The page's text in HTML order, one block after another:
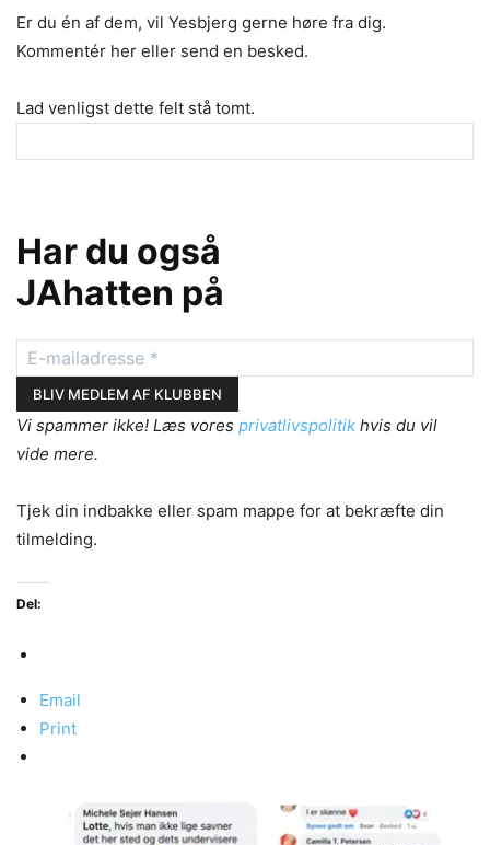
Er du én af dem, vil Yesbjerg gerne høre fra dig.
Kommentér her eller send en besked.
Lad venligst dette felt stå tomt.
Har du også
JAhatten på
Vi spammer ikke! Læs vores privatlivspolitik hvis du vil
vide mere.
Tjek din indbakke eller spam mappe for at bekræfte din
tilmelding.
Del:
Email
Print